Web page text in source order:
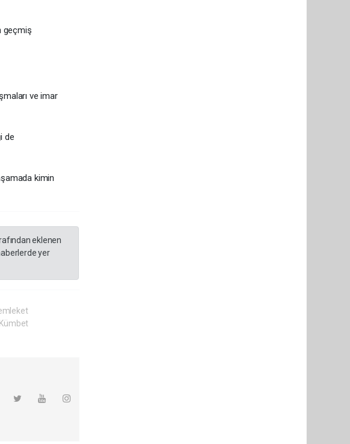
geçmiş
ve imar
de
kimin
eklenen
yer